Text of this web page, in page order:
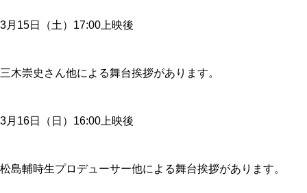
3月15日（土）17:00上映後
三木崇史さん他による舞台挨拶があります。
3月16日（日）16:00上映後
松島輔時生プロデューサー他による舞台挨拶があります。